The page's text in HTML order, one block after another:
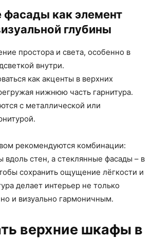
фасады как элемент
глубины
простора и света, особенно в
внутри.
как акценты в верхних
нижнюю часть гарнитура.
с металлической или
рекомендуются комбинации:
стен, а стеклянные фасады – в
сохранить ощущение лёгкости и
делает интерьер не только
и визуально гармоничным.
верхние шкафы в